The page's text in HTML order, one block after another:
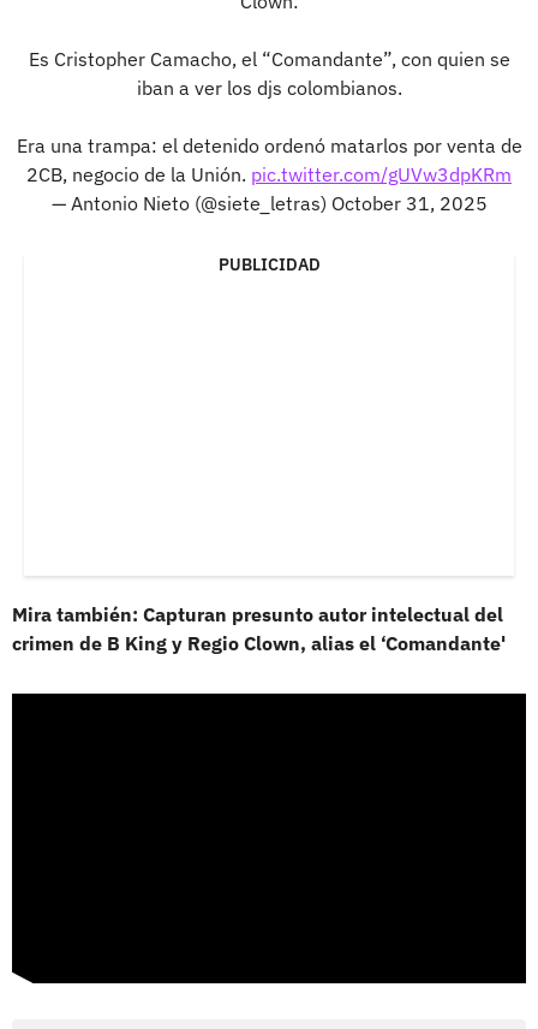
Es Cristopher Camacho, el “Comandante”, con quien se
iban a ver los djs colombianos.
Era una trampa: el detenido ordenó matarlos por venta de
2CB, negocio de la Unión. pic.twitter.com/gUVw3dpKRm
— Antonio Nieto (@siete_letras) October 31, 2025
PUBLICIDAD
Mira también: Capturan presunto autor intelectual del
crimen de B King y Regio Clown, alias el ‘Comandante'